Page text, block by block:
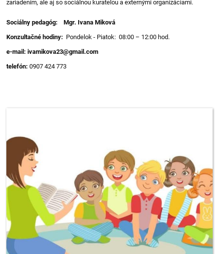
zariadením, ale aj so sociálnou kuratelou a externými organizáciami.
Sociálny pedagóg:
Mgr. Ivana Miková
Konzultačné hodiny: Pondelok - Piatok: 08:00 – 12:00 hod.
e-mail: ivamikova23@gmail.com
telefón: 0907 424 773